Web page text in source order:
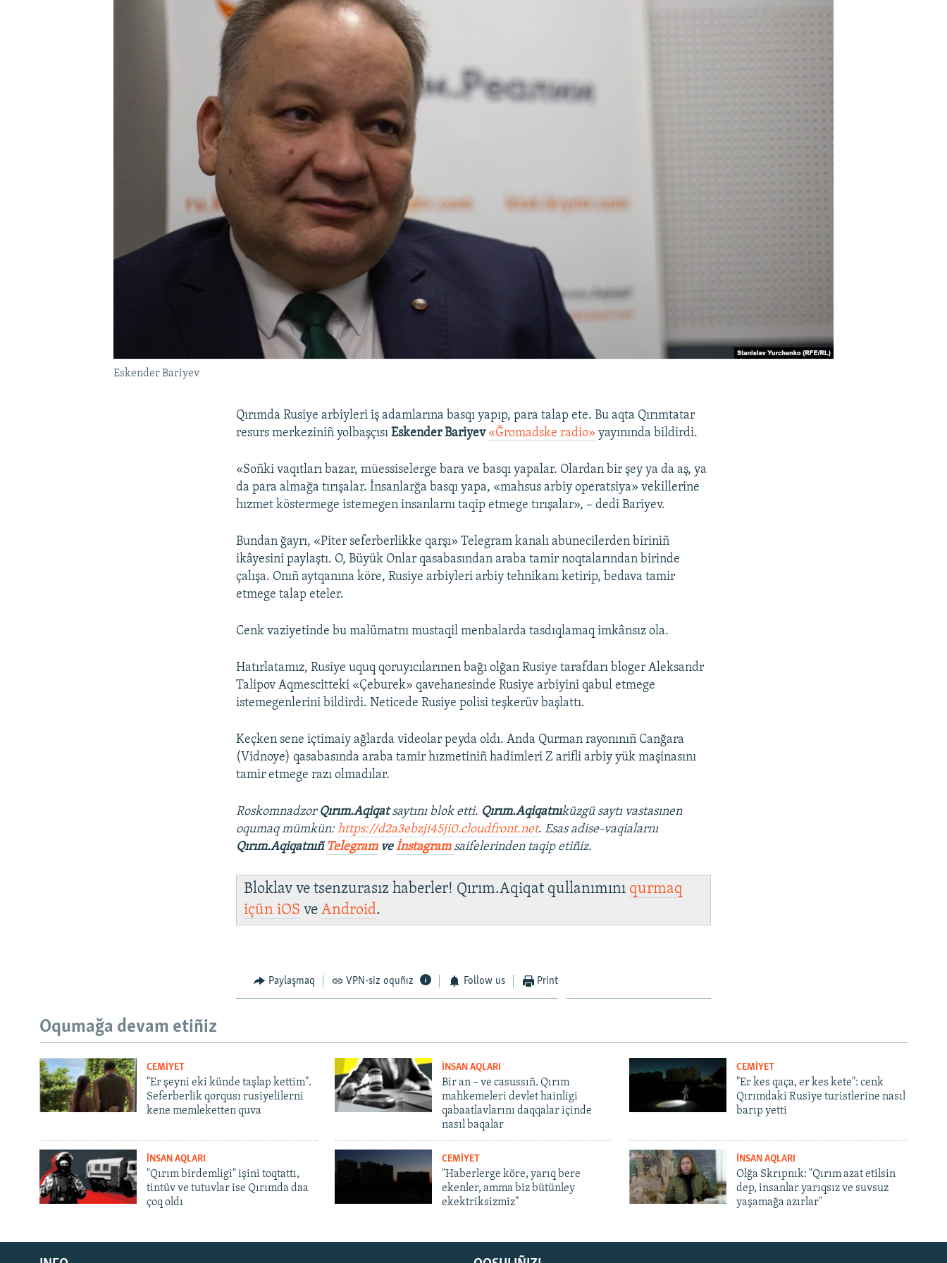
Русский
Eskender Bariyev
Qırımda Rusiye arbiyleri iş adamlarına basqı yapıp, para talap ete. Bu aqta Qırımtatar
resurs merkeziniñ yolbaşçısıEskender Bariyev «Ğromadske radio» yayınında bildirdi.
«Soñki vaqıtları bazar, müessiselerge bara ve basqı yapalar. Olardan bir şey ya da aş, ya
da para almağa tırışalar. İnsanlarğa basqı yapa, «mahsus arbiy operatsiya» vekillerine
hızmet köstermege istemegen insanlarnı taqip etmege tırışalar», – dedi Bariyev.
Bundan ğayrı, «Piter seferberlikke qarşı» Telegram kanalı abunecilerden biriniñ
ikâyesini paylaştı. O, Büyük Onlar qasabasından araba tamir noqtalarından birinde
çalışa. Onıñ aytqanına köre, Rusiye arbiyleri arbiy tehnikanı ketirip, bedava tamir
etmege talap eteler.
Cenk vaziyetinde bu malümatnı mustaqil menbalarda tasdıqlamaq imkânsız ola.
Hatırlatamız, Rusiye uquq qoruyıcılarınen bağı olğan Rusiye tarafdarı bloger Aleksandr
Talipov Aqmescitteki «Çeburek» qavehanesinde Rusiye arbiyini qabul etmege
istemegenlerini bildirdi. Neticede Rusiye polisi teşkerüv başlattı.
Keçken sene içtimaiy ağlarda videolar peyda oldı. Anda Qurman rayonınıñ Canğara
(Vidnoye) qasabasında araba tamir hızmetiniñ hadimleri Z arifli arbiy yük maşinasını
tamir etmege razı olmadılar.
Roskomnadzor Qırım.Aqiqatsaytını blok etti. Qırım.Aqiqatnıküzgü saytı vastasınen
oqumaq mümkün:https://d2a3ebzji45ji0.cloudfront.net.Esas adise-vaqialarnı
Qırım.AqiqatnıñTelegramveİnstagram saifelerinden taqip etiñiz.
Bloklav ve tsenzurasız haberler! Qırım.Aqiqat qullanımını qurmaq
içüniOS veAndroid.
Paylaşmaq VPN-siz oquñız Follow us Print
Oqumağa devam etiñiz
CEMİYET
"Er şeyni eki künde taşlap kettim".
Seferberlik qorqusı rusiyelilerni
kene memleketten quva
İNSAN AQLARI
Bir an – ve casussıñ. Qırım
mahkemeleri devlet hainligi
qabaatlavlarını daqqalar içinde
nasıl baqalar
CEMİYET
"Er kes qaça, er kes kete": cenk
Qırımdaki Rusiye turistlerine nasıl
barıp yetti
İNSAN AQLARI
"Qırım birdemligi" işini toqtattı,
tintüv ve tutuvlar ise Qırımda daa
çoq oldı
CEMİYET
"Haberlerge köre, yarıq bere
ekenler, amma biz bütünley
ekektriksizmiz"
İNSAN AQLARI
Olğa Skrıpnık: "Qırım azat etilsin
dep, insanlar yarıqsız ve suvsuz
yaşamağa azırlar"